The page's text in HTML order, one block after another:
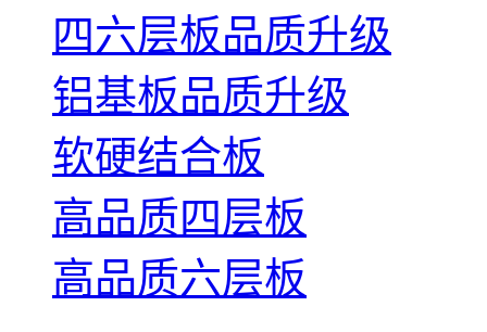
四六层板品质升级
铝基板品质升级
软硬结合板
高品质四层板
高品质六层板